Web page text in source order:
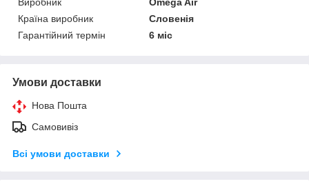
Країна виробник
Словенія
Гарантійний термін
6 міс
Умови доставки
Нова Пошта
Самовивіз
Всі умови доставки